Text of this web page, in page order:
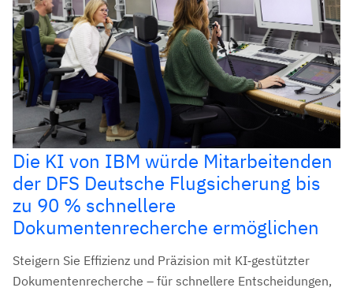
Die KI von IBM würde Mitarbeitenden
der DFS Deutsche Flugsicherung bis
zu 90 % schnellere
Dokumentenrecherche ermöglichen
Steigern Sie Effizienz und Präzision mit KI‑gestützter
Dokumentenrecherche – für schnellere Entscheidungen,